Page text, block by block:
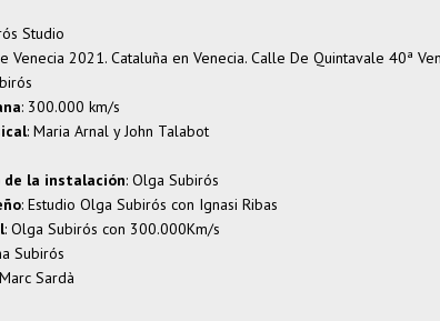
Studio
Venecia 2021. Cataluña en Venecia. Calle De Quintavale 40ª
: 300.000 km/s
: Maria Arnal y John Talabot
de la instalación: Olga Subirós
: Estudio Olga Subirós con Ignasi Ribas
: Olga Subirós con 300.000Km/s
Subirós
Sardà